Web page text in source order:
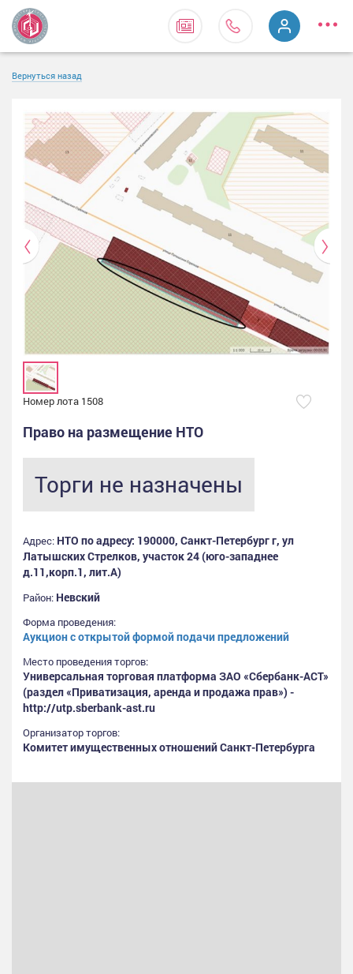
Вернуться назад
Номер лота 1508
Право на размещение НТО
Торги не назначены
Адрес: НТО по адресу: 190000, Санкт-Петербург г, ул
Латышских Стрелков, участок 24 (юго-западнее
д.11,корп.1, лит.А)
Район: Невский
Форма проведения:
Аукцион с открытой формой подачи предложений
Место проведения торгов:
Универсальная торговая платформа ЗАО «Сбербанк-АСТ»
(раздел «Приватизация, аренда и продажа прав») -
http://utp.sberbank-ast.ru
Организатор торгов:
Комитет имущественных отношений Санкт-Петербурга